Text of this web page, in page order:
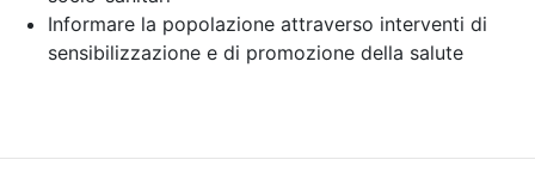
Informare la popolazione attraverso interventi di
sensibilizzazione e di promozione della salute